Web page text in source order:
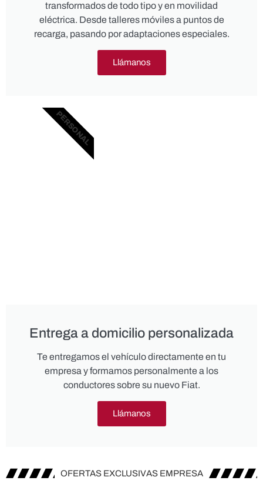
transformados de todo tipo y en movilidad
eléctrica. Desde talleres móviles a puntos de
recarga, pasando por adaptaciones especiales.
Llámanos
Entrega a domicilio personalizada
Te entregamos el vehículo directamente en tu
empresa y formamos personalmente a los
conductores sobre su nuevo Fiat.
Llámanos
PERSONAL
OFERTAS EXCLUSIVAS EMPRESA